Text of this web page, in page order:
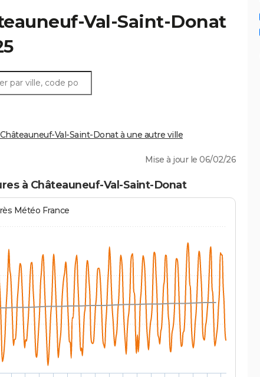
Val-Saint-Donat
Val-Saint-Donat à une autre ville
Mise à jour le 06/02/26
à Châteauneuf-Val-Saint-Donat
Météo France